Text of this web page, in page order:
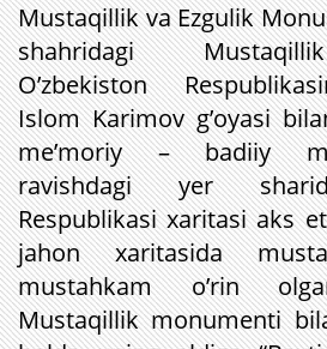
Mustaqillik va Ezgulik
shahridagi
O’zbekiston
Islom Karimov g’oyasi
me’moriy – badiiy
ravishdagi yer
Respublikasi xaritasi aks
jahon xaritasida
mustahkam o’rin
Mustaqillik monumenti